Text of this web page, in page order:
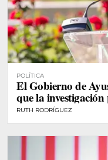
POLÍTICA
El Gobierno de
que la
RUTH RODRÍGUEZ